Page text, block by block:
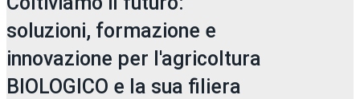
soluzioni, formazione e
innovazione per l'agricoltura
BIOLOGICO e la sua filiera